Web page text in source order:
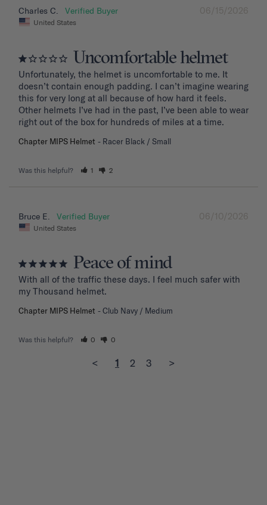
06/15/2026
Charles C.
United States
Uncomfortable helmet
Unfortunately, the helmet is uncomfortable to me. It
doesn’t contain enough padding. I can’t imagine wearing
this for very long at all because of how hard it feels.
Other helmets I’ve had in the past, I’ve been able to wear
right out of the box for hundreds of miles at a time.
Chapter MIPS Helmet Racer Black / Small
Was this helpful? 1 2
06/10/2026
Bruce E.
United States
Peace of mind
With all of the traffic these days. I feel much safer with
my Thousand helmet.
Chapter MIPS Helmet Club Navy / Medium
Was this helpful? 0 0
< 1 2 3 >